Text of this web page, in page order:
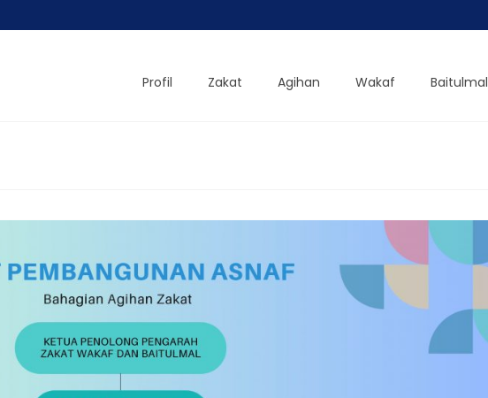
Profil Zakat Agihan Wakaf Baitulmal